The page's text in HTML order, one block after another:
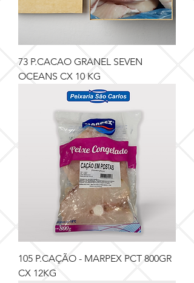
73 P.CACAO GRANEL SEVEN
OCEANS CX 10 KG
105 P.CAÇÃO - MARPEX PCT 800GR
CX 12KG